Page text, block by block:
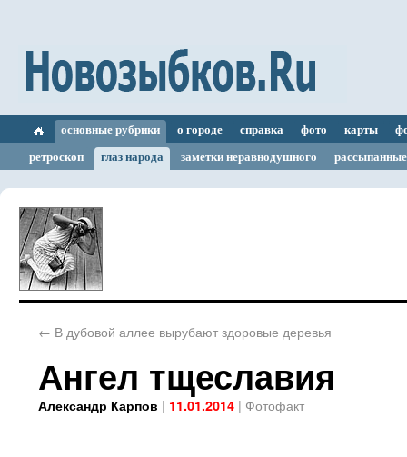
основные рубрики о городе справка фото карты
ретроскоп
глаз народа заметки неравнодушного
← В дубовой аллее вырубают здоровые деревья
Ангел тщеславия
Александр Карпов | 11.01.2014 | Фотофакт